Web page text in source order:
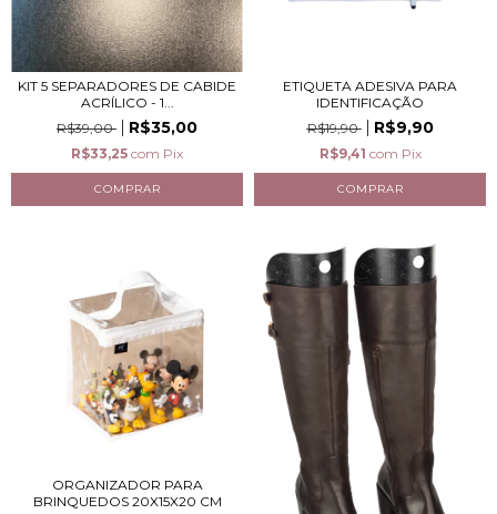
KIT 5 SEPARADORES DE CABIDE
ACRÍLICO - 1...
R$39,00
R$35,00
R$33,25 com Pix
ETIQUETA ADESIVA PARA
IDENTIFICAÇÃO
R$19,90
R$9,90
R$9,41 com Pix
ORGANIZADOR PARA
BRINQUEDOS 20X15X20 CM